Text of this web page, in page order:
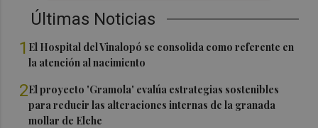
Últimas Noticias
1 El Hospital del Vinalopó se consolida como referente en
la atención al nacimiento
2El proyecto 'Gramola' evalúa estrategias sostenibles
para reducir las alteraciones internas de la granada
mollar de Elche